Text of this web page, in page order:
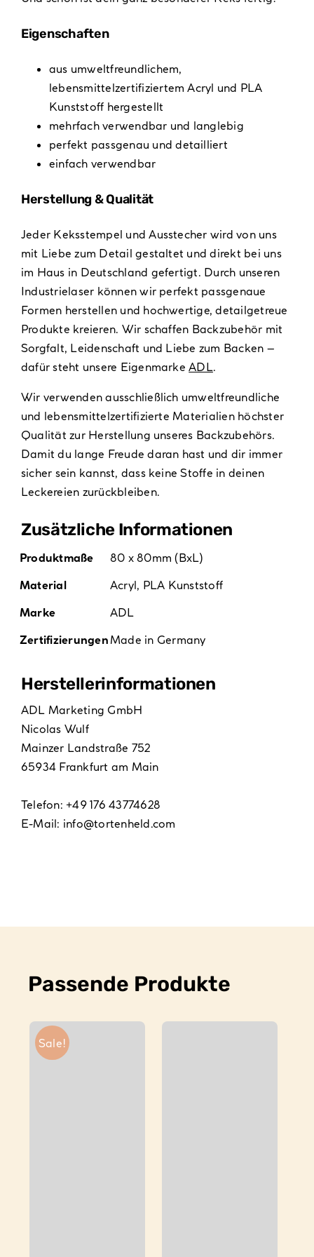
Eigenschaften
aus umweltfreundlichem,
lebensmittelzertifiziertem Acryl und PLA
Kunststoff hergestellt
mehrfach verwendbar und langlebig
perfekt passgenau und detailliert
einfach verwendbar
Herstellung & Qualität
Jeder Keksstempel und Ausstecher wird von uns
mit Liebe zum Detail gestaltet und direkt bei uns
im Haus in Deutschland gefertigt. Durch unseren
Industrielaser können wir perfekt passgenaue
Formen herstellen und hochwertige, detailgetreue
Produkte kreieren. Wir schaffen Backzubehör mit
Sorgfalt, Leidenschaft und Liebe zum Backen –
dafür steht unsere EigenmarkeADL.
Wir verwenden ausschließlich umweltfreundliche
und lebensmittelzertifizierte Materialien höchster
Qualität zur Herstellung unseres Backzubehörs.
Damit du lange Freude daran hast und dir immer
sicher sein kannst, dass keine Stoffe in deinen
Leckereien zurückbleiben.
Zusätzliche Informationen
Produktmaße
80 x 80mm (BxL)
Material
Acryl, PLA Kunststoff
Marke
ADL
Zertifizierungen Made in Germany
Hersteller­informationen
ADL Marketing GmbH
Nicolas Wulf
Mainzer Landstraße 752
65934 Frankfurt am Main
Telefon: +49 176 43774628
E-Mail: info@tortenheld.com
Passende Produkte
Sale!